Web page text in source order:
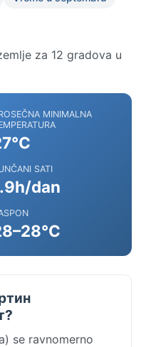
za 12 gradova u
MINIMALNA
SATI
dan
se ravnomerno